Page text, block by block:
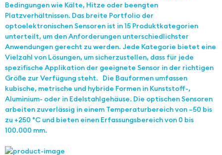
Bedingungen wie Kälte, Hitze oder beengten
Platzverhältnissen. Das breite Portfolio der
optoelektronischen Sensoren ist in 15 Produktkategorien
unterteilt, um den Anforderungen unterschiedlichster
Anwendungen gerecht zu werden. Jede Kategorie bietet eine
Vielzahl von Lösungen, um sicherzustellen, dass für jede
spezifische Applikation der geeignete Sensor in der richtigen
Größe zur Verfügung steht. Die Bauformen umfassen
kubische, metrische und hybride Formen in Kunststoff-,
Aluminium- oder in Edelstahlgehäuse. Die optischen Sensoren
arbeiten zuverlässig in einem Temperaturbereich von –50 bis
zu +250 °C und bieten einen Erfassungsbereich von 0 bis
100.000 mm.